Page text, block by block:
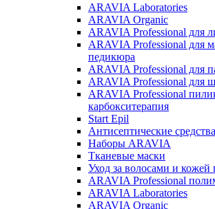
ARAVIA Laboratories
ARAVIA Organic
ARAVIA Professional для
ARAVIA Professional для
педикюра
ARAVIA Professional для
ARAVIA Professional для
ARAVIA Professional
карбокситерапия
Start Epil
Антисептические средства
Наборы ARAVIA
Тканевые маски
Уход за волосами и кожей
ARAVIA Professional
ARAVIA Laboratories
ARAVIA Organic